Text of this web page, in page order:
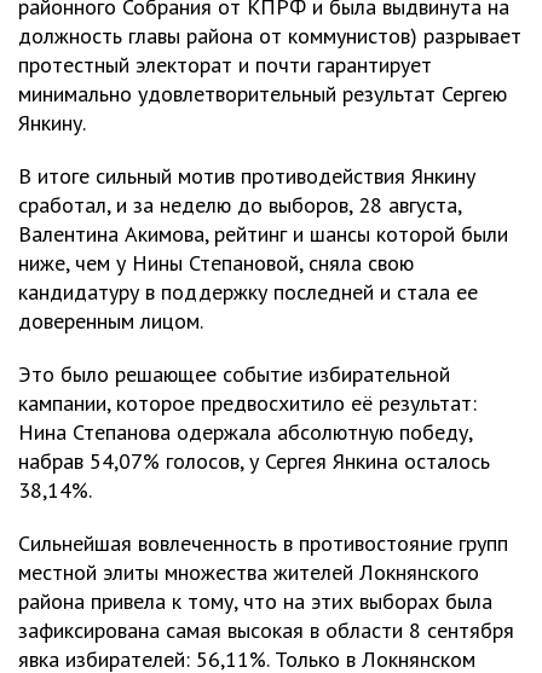
районного Собрания от КПРФ и была выдвинута на
должность главы района от коммунистов) разрывает
протестный электорат и почти гарантирует
минимально удовлетворительный результат Сергею
Янкину.
В итоге сильный мотив противодействия Янкину
сработал, и за неделю до выборов, 28 августа,
Валентина Акимова, рейтинг и шансы которой были
ниже, чем у Нины Степановой, сняла свою
кандидатуру в поддержку последней и стала ее
доверенным лицом.
Это было решающее событие избирательной
кампании, которое предвосхитило её результат:
Нина Степанова одержала абсолютную победу,
набрав 54,07% голосов, у Сергея Янкина осталось
38,14%.
Сильнейшая вовлеченность в противостояние групп
местной элиты множества жителей Локнянского
района привела к тому, что на этих выборах была
зафиксирована самая высокая в области 8 сентября
явка избирателей: 56,11%. Только в Локнянском